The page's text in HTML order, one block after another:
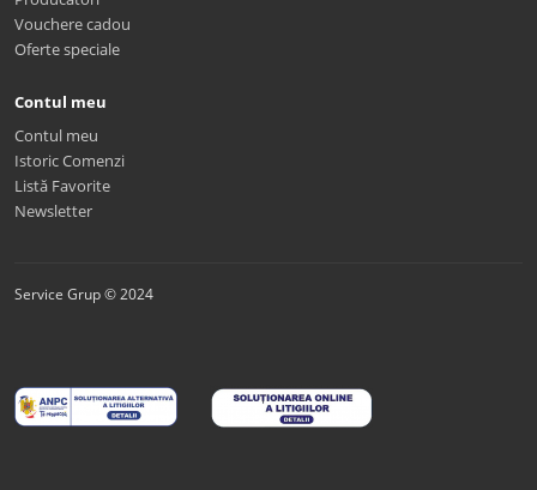
Vouchere cadou
Oferte speciale
Contul meu
Contul meu
Istoric Comenzi
Listă Favorite
Newsletter
Service Grup © 2024